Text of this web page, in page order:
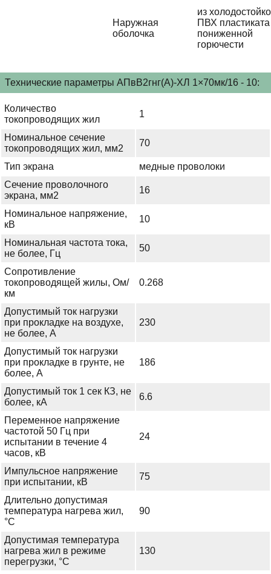
Наружная
оболочка
из
ПВХ пластиката
пониженной
горючести
Технические параметры АПвВ2гнг(А)-ХЛ 1×70мк/16 - 10:
Количество
токопроводящих жил
1
Номинальное сечение
токопроводящих жил, мм2
70
Тип экрана
медные проволоки
Сечение проволочного
экрана, мм2
16
Номинальное напряжение,
кВ
10
Номинальная частота тока,
не более, Гц
50
Сопротивление
токопроводящей жилы, Ом/
км
0.268
Допустимый ток нагрузки
при прокладке на воздухе,
не более, А
230
Допустимый ток нагрузки
при прокладке в грунте, не
более, А
186
Допустимый ток 1 сек КЗ, не
более, кА
6.6
Переменное напряжение
частотой 50 Гц при
испытании в течение 4
часов, кВ
24
Импульсное напряжение
при испытании, кВ
75
Длительно допустимая
температура нагрева жил,
°С
90
Допустимая температура
нагрева жил в режиме
перегрузки, °С
130